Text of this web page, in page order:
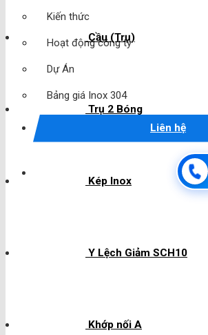
Kiến thức
Hoạt động công ty
Dự Án
Bảng giá Inox 304
Liên hệ
Cầu (Trụ)
Trụ 2 Bóng
Kép Inox
Y Lệch Giảm SCH10
Khớp nối A